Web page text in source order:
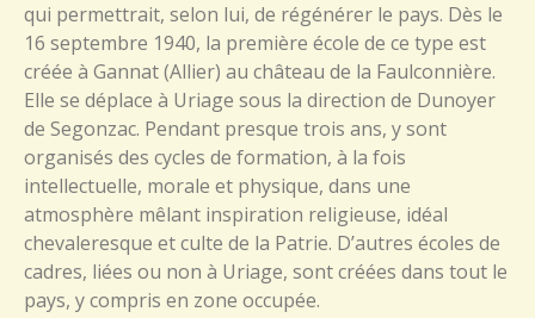
qui permettrait, selon lui, de régénérer le pays. Dès le
16 septembre 1940, la première école de ce type est
créée à Gannat (Allier) au château de la Faulconnière.
Elle se déplace à Uriage sous la direction de Dunoyer
de Segonzac. Pendant presque trois ans, y sont
organisés des cycles de formation, à la fois
intellectuelle, morale et physique, dans une
atmosphère mêlant inspiration religieuse, idéal
chevaleresque et culte de la Patrie. D’autres écoles de
cadres, liées ou non à Uriage, sont créées dans tout le
pays, y compris en zone occupée.